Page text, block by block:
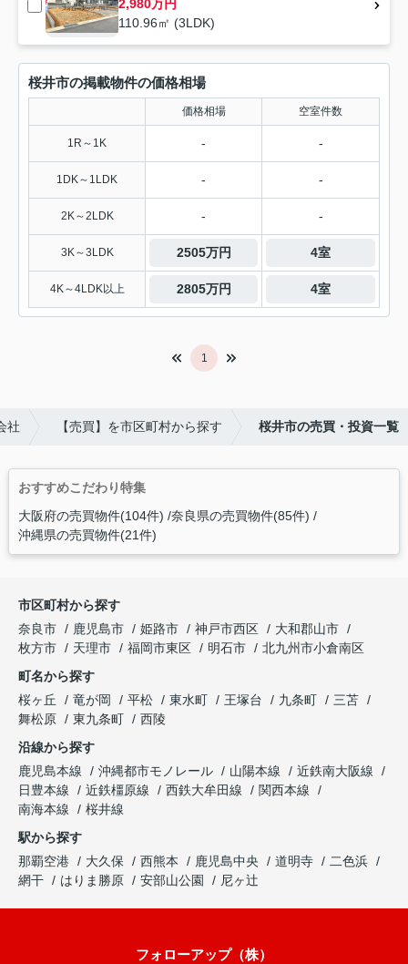
2,980万円
110.96㎡ (3LDK)
桜井市の掲載物件の価格相場
価格相場 空室件数
1R～1K - -
1DK～1LDK - -
2K～2LDK - -
3K～3LDK 2505万円 4室
4K～4LDK以上 2805万円 4室
1
社 【売買】を市区町村から探す 桜井市の売買・投資一覧
おすすめこだわり特集
大阪府の売買物件(104件) 奈良県の売買物件(85件)
沖縄県の売買物件(21件)
市区町村から探す
奈良市
鹿児島市 姫路市 神戸市西区
大和郡山市
枚方市
天理市 福岡市東区 明石市
北九州市小倉南区
町名から探す
桜ヶ丘
竜が岡 平松 東水町 王塚台 九条町
三苫
舞松原
東九条町
西陵
沿線から探す
鹿児島本線
沖縄都市モノレール 山陽本線
近鉄南大阪線
日豊本線
近鉄橿原線 西鉄大牟田線
関西本線
南海本線
桜井線
駅から探す
那覇空港
大久保 西熊本 鹿児島中央 道明寺
二色浜
網干
はりま勝原 安部山公園 尼ヶ辻
フォローアップ（株）